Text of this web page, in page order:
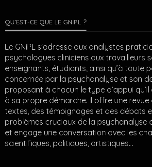
QU’EST-CE QUE LE GNIPL ?
Le GNiPL s'adresse aux analystes
psychologues cliniciens aux travailleurs
enseignants, étudiants, ainsi qu’à toute
concernée par la psychanalyse et son
proposant à chacun le type d’appui
à sa propre démarche. Il offre une revue
textes, des témoignages et des débats
problèmes cruciaux de la psychanalyse
et engage une conversation avec les
scientifiques, politiques, artistiques…